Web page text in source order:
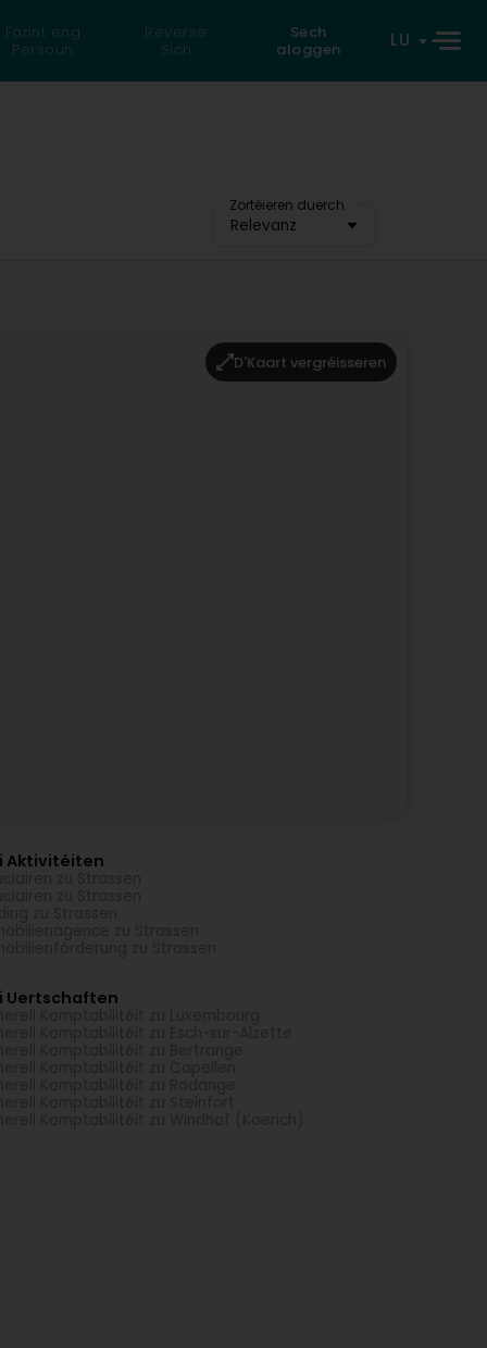
Fannt eng
Persoun
Reverse
Sich
Sech
aloggen
LU
Zortéieren duerch
Relevanz
D'Kaart vergréisseren
Aktivitéiten
Uertschaften